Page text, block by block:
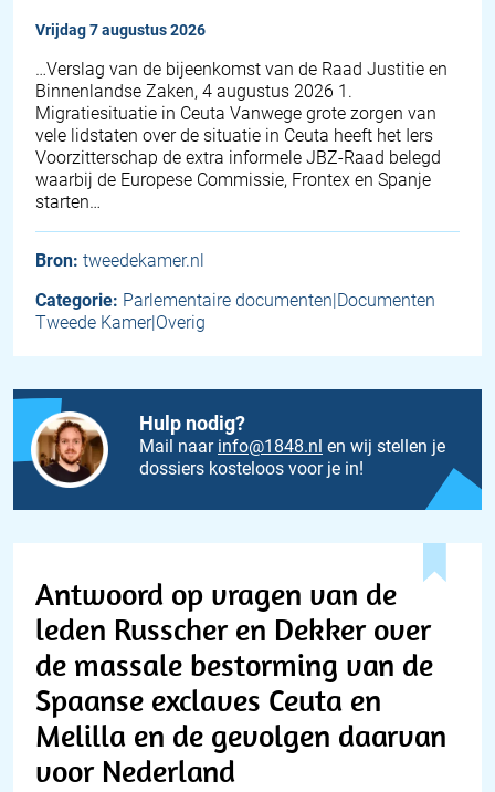
vrijdag 7 augustus 2026
… Verslag van de bijeenkomst van de Raad Justitie en
Binnenlandse Zaken, 4 augustus 2026 1.
Migratiesituatie in Ceuta Vanwege grote zorgen van
vele lidstaten over de situatie in Ceuta heeft het Iers
Voorzitterschap de extra informele JBZ-Raad belegd
waarbij de Europese Commissie, Frontex en Spanje
starten…
Bron: tweedekamer.nl
Categorie: Parlementaire documenten|Documenten
Tweede Kamer|Overig
Hulp nodig?
Mail naar info@1848.nl en wij stellen je
dossiers kosteloos voor je in!
Antwoord op vragen van de
leden Russcher en Dekker over
de massale bestorming van de
Spaanse exclaves Ceuta en
Melilla en de gevolgen daarvan
voor Nederland